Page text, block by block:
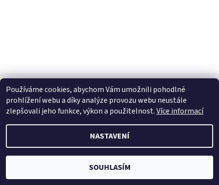
2026 © zumm autodíly, všechna práva vyhrazena
Používáme cookies, abychom Vám umožnili pohodlné
prohlížení webu a díky analýze provozu webu neustále
zlepšovali jeho funkce, výkon a použitelnost.Více informací
NASTAVENÍ
SOUHLASÍM